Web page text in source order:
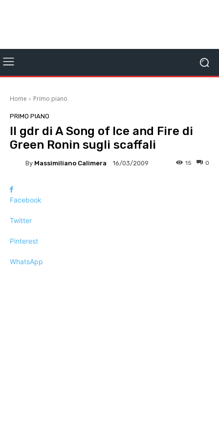
Home Primo piano
PRIMO PIANO
Il gdr di A Song of Ice and Fire di
Green Ronin sugli scaffali
By Massimiliano Calimera 16/03/2009 0
15
Facebook
Twitter
Pinterest
WhatsApp